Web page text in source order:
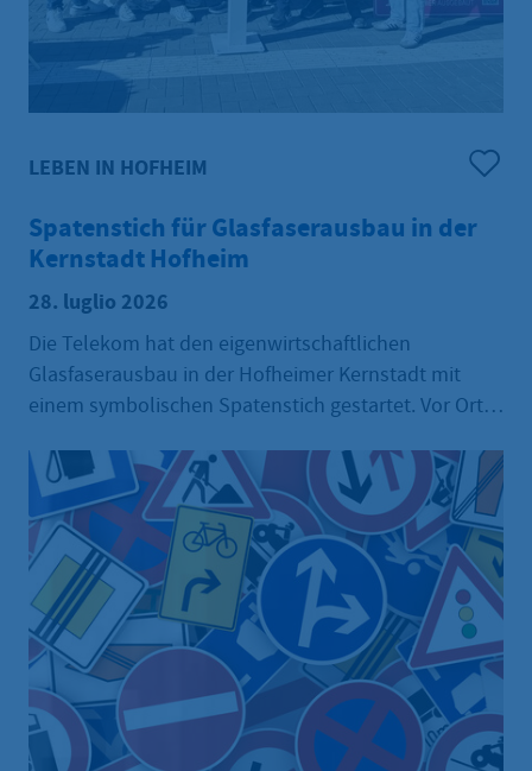
LEBEN IN HOFHEIM
Spatenstich für Glasfaserausbau in der
Kernstadt Hofheim
28. luglio 2026
Die Telekom hat den eigenwirtschaftlichen
Glasfaserausbau in der Hofheimer Kernstadt mit
einem symbolischen Spatenstich gestartet. Vor Ort